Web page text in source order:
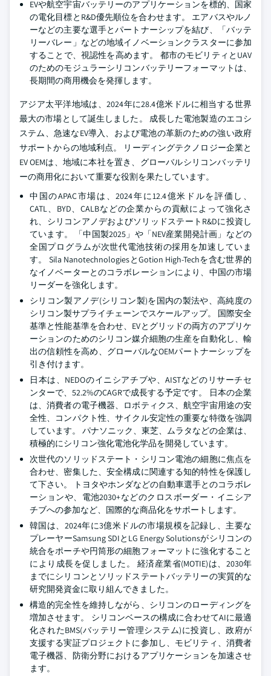
EVや航空宇宙バッテリーのアプリケーションを標的、国家
の電化目標とR&D優先順位を合わせます。 エアバスやルノ
ーなどの主要な選手とパートナーシップを結び、「バッテ
リーバレー」などの地域イノベーションクラスターに参加
することで、視認性を高めます。 都市のモビリティとUAV
のためのモジュラーシリコンバッテリーフォーマットは、
長期間の商用機会を発揮します。
アジア太平洋地域は、2024年に28.4億米ドルに相当する世界
最大の市場として誕生しました。 成長した電池製造のエコシ
ステム、急速なEV導入、および電池の革新のための強い政府
サポートからの地域利点。 リーディングテクノロジー企業と
EV OEMは、地域に本社を置き、グローバルシリコンバッテリ
ーの商用化において重要な役割を果たしています。
中国のAPAC市場は、2024年に12.4億米ドルを評価し、
CATL、BYD、CALBなどの企業からの貢献によって強化さ
れ、シリコンアノデおよびソリッドステートR&Dに投資し
ています。 「中国製2025」や「NEV産業開発計画」などの
全国プログラムが次世代電池技術の採用を加速していま
す。 Sila NanotechnologiesとGotion High-Techを含む世界的
なイノベーターとのコラボレーションにより、中国の市場
リーダーを強化します。
シリコン製アノデ(シリコン製)を国内の製法や、高純度の
シリコン製サプライチェーンでスケールアップ。 国際安全
基準と性能基準を合わせ、EVとグリッドの両方のアプリケ
ーションのためのシリコン媒介細胞の生産を自動化し、輸
出の信頼性を高め、グローバルなOEMパートナーシップを
引き付けます。
日本は、NEDOのイニシアチブや、AISTなどのリサーチセ
ンターで、52.2%のCAGRで成長する予定です。 日本の企業
は、消費者の電子機器、ロボティクス、航空宇宙用途の安
全性、コンパクト性、サイクル安定性の重要な特徴を強調
しています。 パナソニック、東芝、ムラタなどの企業は、
積極的にシリコン強化電池化学品を開発しています。
次世代のソリッドステート・シリコン電池の細胞に焦点を
合わせ、密集した、安全構成に関連する知的特性を保護し
て下さい。 トヨタやホンダなどの自動車選手とのコラボレ
ーションや、電池2030+などのクロスボーダー・イニシア
チブへの参加など、国際的な商品化をサポートします。
韓国は、2024年に3億米ドルの市場規模を記録し、主要な
プレーヤーSamsung SDIとLG Energy Solutionsがシリコンの
統合をポーチや円筒形の細胞フォーマットに強化すること
により成長を促しました。 経済産業省(MOTIE)は、2030年
までにシリコンとソリッドステートバッテリーの実質的な
研究開発資金に取り組んできました。
構造的完全性を維持しながら、シリコンのローディングを
増加させます。 シリコンベースの構成に合わせてAIに最適
化されたBMS(バッテリー管理システム)に投資し、政府が
支援する実証プロジェクトに参加し、モビリティ、消費者
電子機器、防衛分野におけるアプリケーションを加速させ
ます。